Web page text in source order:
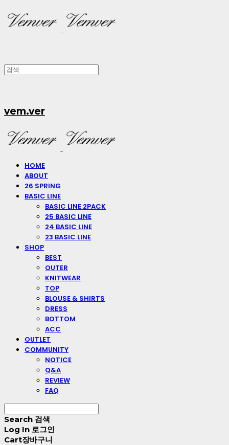
vem.ver
HOME
ABOUT
26 SPRING
BASIC LINE
BASIC LINE 2PACK
25 BASIC LINE
24 BASIC LINE
23 BASIC LINE
SHOP
BEST
OUTER
KNITWEAR
TOP
BLOUSE & SHIRTS
DRESS
BOTTOM
ACC
OUTLET
COMMUNITY
NOTICE
Q&A
REVIEW
FAQ
Search 검색
Log In 로그인
Cart장바구니